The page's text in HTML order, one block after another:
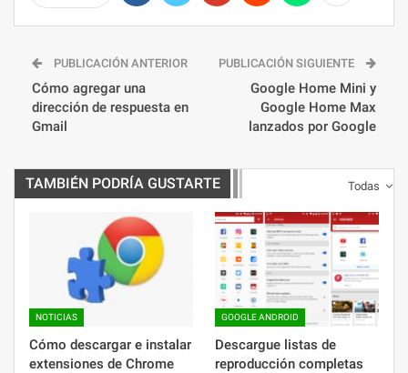
PUBLICACIÓN ANTERIOR
Cómo agregar una
dirección de respuesta en
Gmail
PUBLICACIÓN SIGUIENTE
Google Home Mini y
Google Home Max
lanzados por Google
Todas
TAMBIÉN PODRÍA GUSTARTE
NOTICIAS
Cómo descargar e instalar
extensiones de Chrome
GOOGLE ANDROID
Descargue listas de
reproducción completas